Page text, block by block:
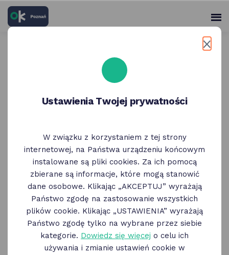
skróty
głównych
Panel
Lody Willisch | 2+1
Ustawienia Twojej prywatności
W związku z korzystaniem z tej strony
internetowej, na Państwa urządzeniu końcowym
instalowane są pliki cookies. Za ich pomocą
zbierane są informacje, które mogą stanowić
dane osobowe. Klikając „AKCEPTUJ” wyrażają
Państwo zgodę na zastosowanie wszystkich
plików cookie. Klikając „USTAWIENIA” wyrażają
Państwo zgodę tylko na wybrane przez siebie
kategorie. Dowiedz się więcej o celu ich
używania i zmianie ustawień cookie w